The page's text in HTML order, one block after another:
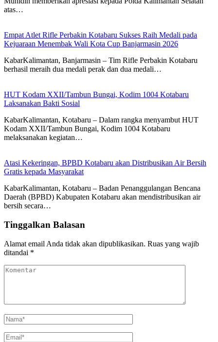
atas…
Empat Atlet Rifle Perbakin Kotabaru Sukses Raih Medali pada
Kejuaraan Menembak Wali Kota Cup Banjarmasin 2026
KabarKalimantan, Banjarmasin – Tim Rifle Perbakin Kotabaru
berhasil meraih dua medali perak dan dua medali…
HUT Kodam XXII/Tambun Bungai, Kodim 1004 Kotabaru
Laksanakan Bakti Sosial
KabarKalimantan, Kotabaru – Dalam rangka menyambut HUT
Kodam XXII/Tambun Bungai, Kodim 1004 Kotabaru
melaksanakan kegiatan…
Atasi Kekeringan, BPBD Kotabaru akan Distribusikan Air Bersih
Gratis kepada Masyarakat
KabarKalimantan, Kotabaru – Badan Penanggulangan Bencana
Daerah (BPBD) Kabupaten Kotabaru akan mendistribusikan air
bersih secara…
Tinggalkan Balasan
Alamat email Anda tidak akan dipublikasikan. Ruas yang wajib
ditandai *